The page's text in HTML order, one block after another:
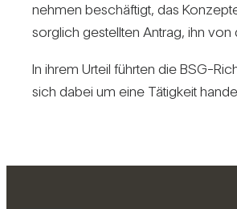
nehmen beschäf­tigt, das
sorg­lich gestellten Antrag, ihn
In ihrem Urteil führten die BSG-
sich dabei um eine Tätig­keit